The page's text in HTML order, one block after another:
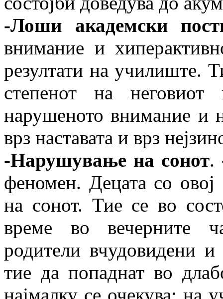
-Лоши академски
внимание и
резултати на училиште.
степенот на неговиот
нарушеното внимание и
врз наставата и врз
-Нарушување на сонот.
феномен. Децата со овој
на сонот. Тие се во
време во вечерните
родители вчудовидени
тие да попаднат во
најмалку се очекува: на